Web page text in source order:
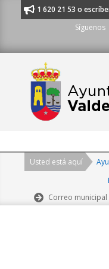
al 91 620 21 53 o
Síguenos
Navigation
Usted está aquí
Correo